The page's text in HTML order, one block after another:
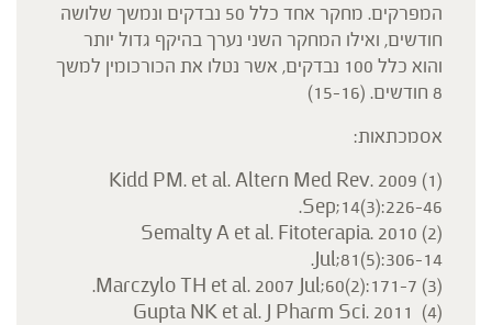
המפרקים. מחקר אחד כלל 50 נבדקים ונמשך שלושה
חודשים, ואילו המחקר השני נערך בהיקף גדול יותר
והוא כלל 100 נבדקים, אשר נטלו את הכורכומין למשך
8 חודשים. (15-16)
אסמכתאות:
(1) Kidd PM. et al. Altern Med Rev. 2009
Sep;14(3):226-46.
(2) Semalty A et al. Fitoterapia. 2010
Jul;81(5):306-14.
(3) Marczylo TH et al. 2007 Jul;60(2):171-7.
(4) Gupta NK et al. J Pharm Sci. 2011